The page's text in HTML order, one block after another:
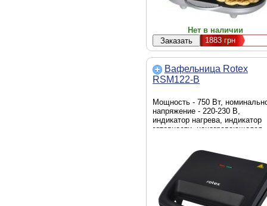
Нет в наличии
1883 грн
Вафельница Rotex
RSM122-B
Мощность - 750 Вт,
напряжение - 220-230 В,
индикатор нагрева, индикатор
готовности, ненагревающаяся